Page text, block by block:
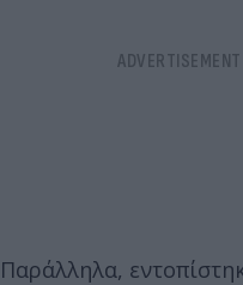
Παράλληλα,